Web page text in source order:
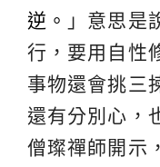
逆。 」意思是
行，要用自性
事物還會挑三
還有分別心，
僧璨禪師開示